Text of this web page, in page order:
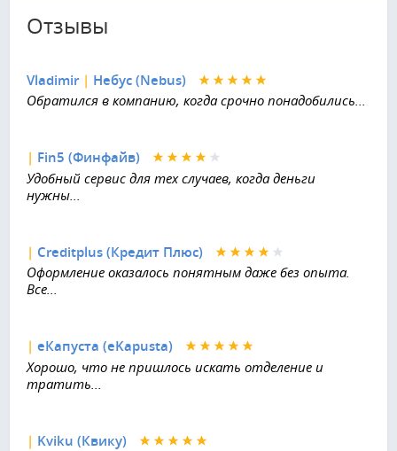
Отзывы
Vladimir | Небус (Nebus)
Обратился в компанию, когда срочно понадобились...
| Fin5 (Финфайв)
Удобный сервис для тех случаев, когда деньги
нужны...
| Creditplus (Кредит Плюс)
Оформление оказалось понятным даже без опыта.
Все...
| еКапуста (eKapusta)
Хорошо, что не пришлось искать отделение и
тратить...
| Kviku (Квику)